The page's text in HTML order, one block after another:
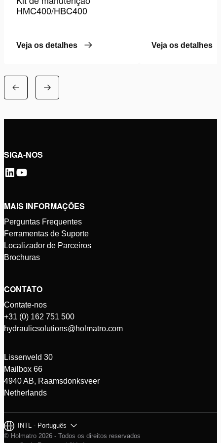
HMC400/HBC400
Veja os detalhes Veja os detalhes
SIGA-NOS
MAIS INFORMAÇÕES
Perguntas Frequentes
Ferramentas de Suporte
Localizador de Parceiros
Brochuras
CONTATO
Contate-nos
+31 (0) 162 751 500
hydraulicsolutions@holmatro.com
Lissenveld 30
Mailbox 66
4940 AB, Raamsdonksveer
Netherlands
INTL - Português
© Holmatro 2026 - Todos os direitos reservados